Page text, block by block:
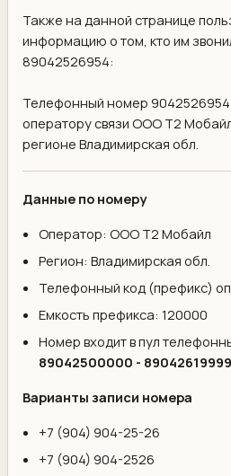
Также на данной странице
информацию о том, кто им
89042526954:
Телефонный номер
оператору связи ООО Т2
регионе Владимирская обл.
Данные по номеру
Оператор: ООО Т2 Мобайл
Регион: Владимирская обл.
Телефонный код (префикс)
Емкость префикса: 120000
Номер входит в пул
89042500000 - 89042619999
Варианты записи номера
+7 (904) 904-25-26
+7 (904) 904-2526